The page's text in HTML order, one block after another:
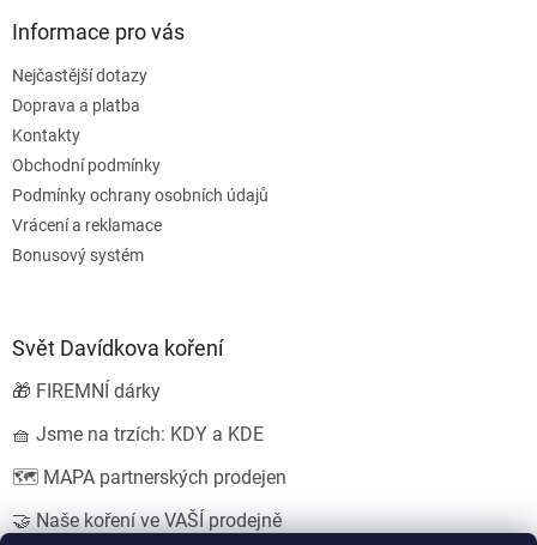
Informace pro vás
Nejčastější dotazy
Doprava a platba
Kontakty
Obchodní podmínky
Podmínky ochrany osobních údajů
Vrácení a reklamace
Bonusový systém
Svět Davídkova koření
🎁 FIREMNÍ dárky
🧺 Jsme na trzích: KDY a KDE
🗺️ MAPA partnerských prodejen
🤝 Naše koření ve VAŠÍ prodejně